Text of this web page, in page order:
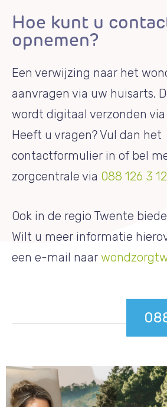
Hoe kunt u
opnemen?
Een verwijzing naar het
aanvragen via uw huisarts.
wordt digitaal verzonden
Heeft u vragen? Vul dan het
contactformulier in of bel
zorgcentrale via 088 126 3
Ook in de regio Twente
Wilt u meer informatie
een e-mail naar